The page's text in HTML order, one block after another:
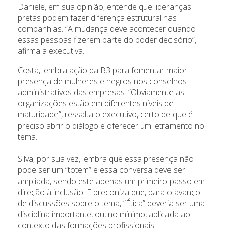
Daniele, em sua opinião, entende que lideranças
pretas podem fazer diferença estrutural nas
companhias. “A mudança deve acontecer quando
essas pessoas fizerem parte do poder decisório”,
afirma a executiva.
Costa, lembra ação da B3 para fomentar maior
presença de mulheres e negros nos conselhos
administrativos das empresas. “Obviamente as
organizações estão em diferentes níveis de
maturidade”, ressalta o executivo, certo de que é
preciso abrir o diálogo e oferecer um letramento no
tema.
Silva, por sua vez, lembra que essa presença não
pode ser um “totem” e essa conversa deve ser
ampliada, sendo este apenas um primeiro passo em
direção à inclusão. E preconiza que, para o avanço
de discussões sobre o tema, “Ética” deveria ser uma
disciplina importante, ou, no mínimo, aplicada ao
contexto das formações profissionais.